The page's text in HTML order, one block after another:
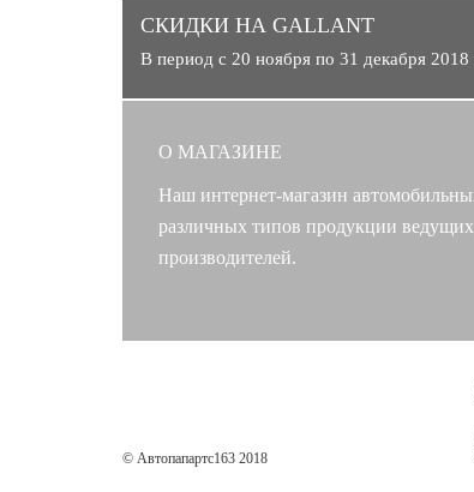
СКИДКИ НА GALLANT
В период с 20 ноября по 31 декабря
О МАГАЗИНЕ
Наш интернет-магазин
различных типов продукции
производителей.
© Автопапартс163 2018